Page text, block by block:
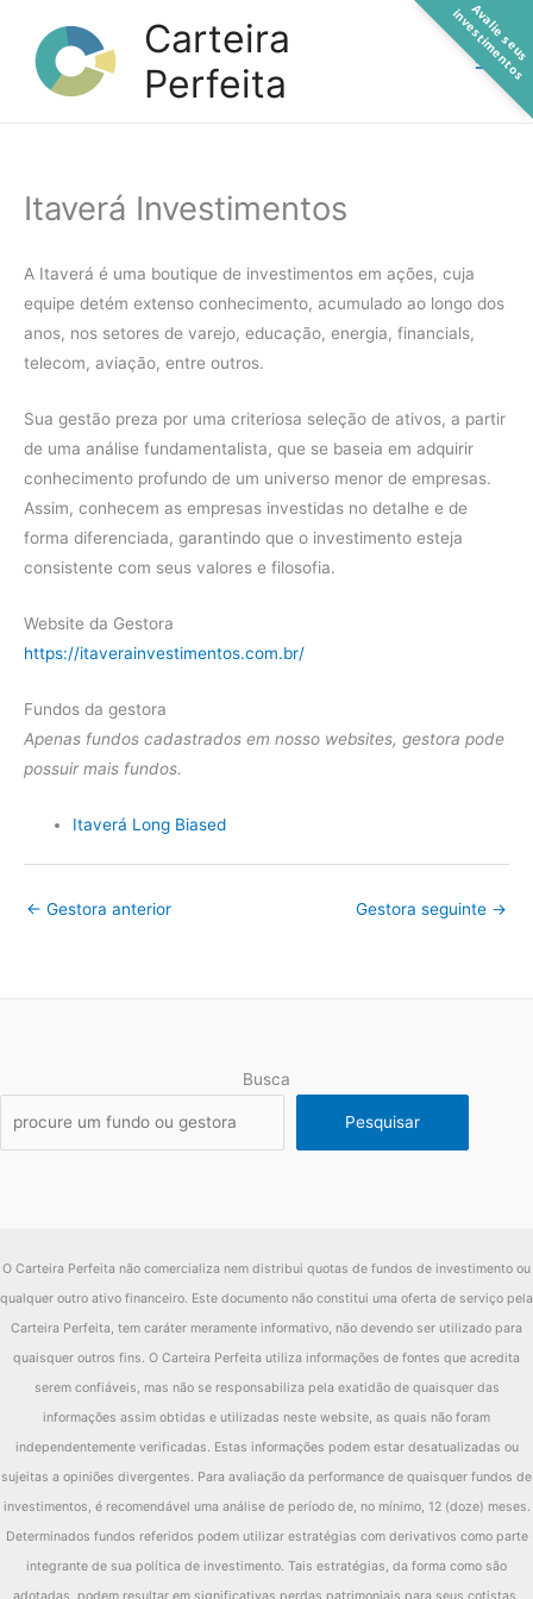
conteúdo
Carteira
Perfeita
Itaverá Investimentos
A Itaverá é uma boutique de investimentos em ações, cuja
equipe detém extenso conhecimento, acumulado ao longo dos
anos, nos setores de varejo, educação, energia, financials,
telecom, aviação, entre outros.
Sua gestão preza por uma criteriosa seleção de ativos, a partir
de uma análise fundamentalista, que se baseia em adquirir
conhecimento profundo de um universo menor de empresas.
Assim, conhecem as empresas investidas no detalhe e de
forma diferenciada, garantindo que o investimento esteja
consistente com seus valores e filosofia.
Website da Gestora
https://itaverainvestimentos.com.br/
Fundos da gestora
Apenas fundos cadastrados em nosso websites, gestora pode
possuir mais fundos.
Itaverá Long Biased
← Gestora anterior Gestora seguinte →
Busca
Pesquisar
O Carteira Perfeita não comercializa nem distribui quotas de fundos de investimento ou
qualquer outro ativo financeiro. Este documento não constitui uma oferta de serviço pela
Carteira Perfeita, tem caráter meramente informativo, não devendo ser utilizado para
quaisquer outros fins. O Carteira Perfeita utiliza informações de fontes que acredita
serem confiáveis, mas não se responsabiliza pela exatidão de quaisquer das
informações assim obtidas e utilizadas neste website, as quais não foram
independentemente verificadas. Estas informações podem estar desatualizadas ou
sujeitas a opiniões divergentes. Para avaliação da performance de quaisquer fundos de
investimentos, é recomendável uma análise de período de, no mínimo, 12 (doze) meses.
Determinados fundos referidos podem utilizar estratégias com derivativos como parte
integrante de sua política de investimento. Tais estratégias, da forma como são
adotadas, podem resultar em significativas perdas patrimoniais para seus cotistas,
A
v
a
l
i
e
s
e
u
s
i
n
v
e
s
t
i
m
e
n
t
o
s